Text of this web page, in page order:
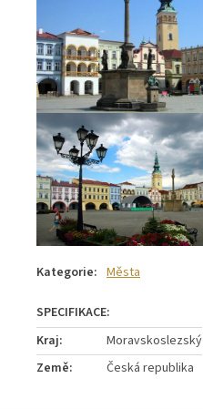
Kategorie: Města
Kraj:
Moravskoslezský
Země: Česká republika